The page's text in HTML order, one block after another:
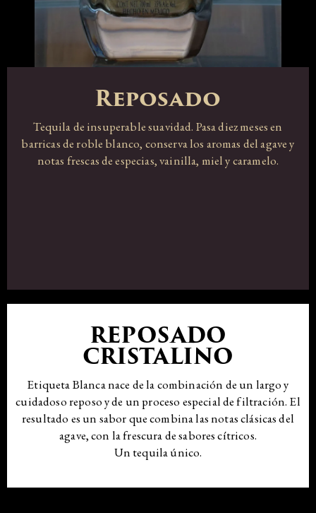
Reposado
Tequila de insuperable suavidad. Pasa diez meses en
barricas de roble blanco, conserva los aromas del agave y
notas frescas de especias, vainilla, miel y caramelo.
REPOSADO
CRISTALINO
Etiqueta Blanca nace de la combinación de un largo y
cuidadoso reposo y de un proceso especial de filtración. El
resultado es un sabor que combina las notas clásicas del
agave, con la frescura de sabores cítricos.
Un tequila único.